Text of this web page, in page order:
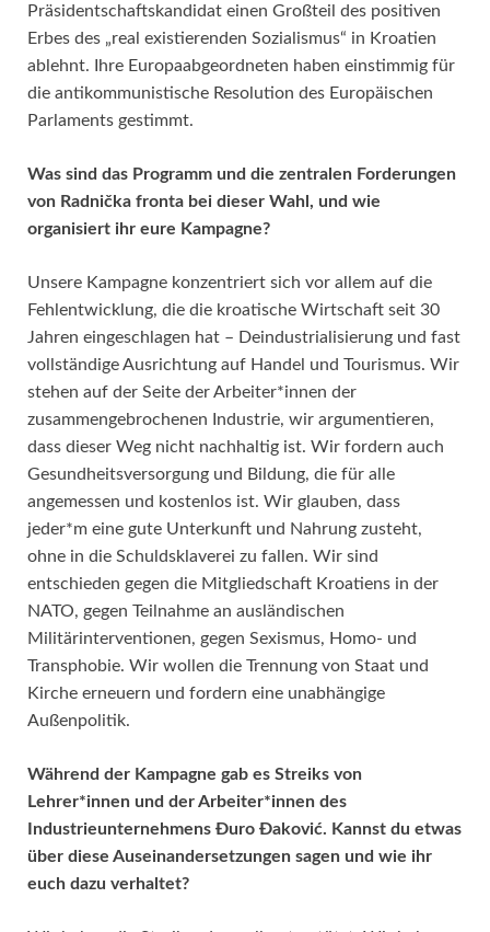
Präsidentschaftskandidat einen Großteil des positiven
Erbes des „real existierenden Sozialismus“ in Kroatien
ablehnt. Ihre Europaabgeordneten haben einstimmig für
die antikommunistische Resolution des Europäischen
Parlaments gestimmt.
Was sind das Programm und die zentralen Forderungen
von Radnička fronta bei dieser Wahl, und wie
organisiert ihr eure Kampagne?
Unsere Kampagne konzentriert sich vor allem auf die
Fehlentwicklung, die die kroatische Wirtschaft seit 30
Jahren eingeschlagen hat – Deindustrialisierung und fast
vollständige Ausrichtung auf Handel und Tourismus. Wir
stehen auf der Seite der Arbeiter*innen der
zusammengebrochenen Industrie, wir argumentieren,
dass dieser Weg nicht nachhaltig ist. Wir fordern auch
Gesundheitsversorgung und Bildung, die für alle
angemessen und kostenlos ist. Wir glauben, dass
jeder*m eine gute Unterkunft und Nahrung zusteht,
ohne in die Schuldsklaverei zu fallen. Wir sind
entschieden gegen die Mitgliedschaft Kroatiens in der
NATO, gegen Teilnahme an ausländischen
Militärinterventionen, gegen Sexismus, Homo- und
Transphobie. Wir wollen die Trennung von Staat und
Kirche erneuern und fordern eine unabhängige
Außenpolitik.
Während der Kampagne gab es Streiks von
Lehrer*innen und der Arbeiter*innen des
Industrieunternehmens Đuro Đaković. Kannst du etwas
über diese Auseinandersetzungen sagen und wie ihr
euch dazu verhaltet?